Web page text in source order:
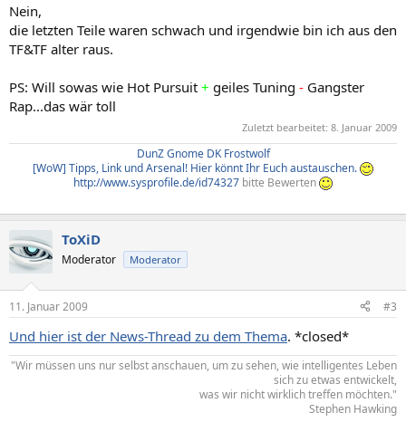
Nein,
die letzten Teile waren schwach und irgendwie bin ich aus den
TF&TF alter raus.
PS: Will sowas wie Hot Pursuit + geiles Tuning - Gangster
Rap...das wär toll
Zuletzt bearbeitet: 8. Januar 2009
DunZ Gnome DK Frostwolf
[WoW] Tipps, Link und Arsenal! Hier könnt Ihr Euch austauschen.
http://www.sysprofile.de/id74327 bitte Bewerten
ToXiD
Moderator Moderator
11. Januar 2009 #3
Und hier ist der News-Thread zu dem Thema. *closed*
"Wir müssen uns nur selbst anschauen, um zu sehen, wie intelligentes Leben
sich zu etwas entwickelt,
was wir nicht wirklich treffen möchten."​
Stephen Hawking​